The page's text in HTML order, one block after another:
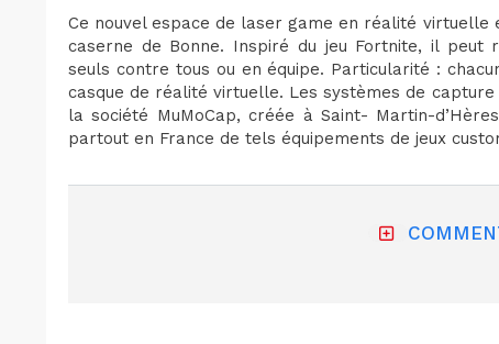
Ce nouvel espace de laser game en réalité
caserne de Bonne. Inspiré du jeu Fortnite, il
seuls contre tous ou en équipe. Particularité :
casque de réalité virtuelle. Les systèmes de capture
la société MuMoCap, créée à Saint- Martin-
partout en France de tels équipements de jeux